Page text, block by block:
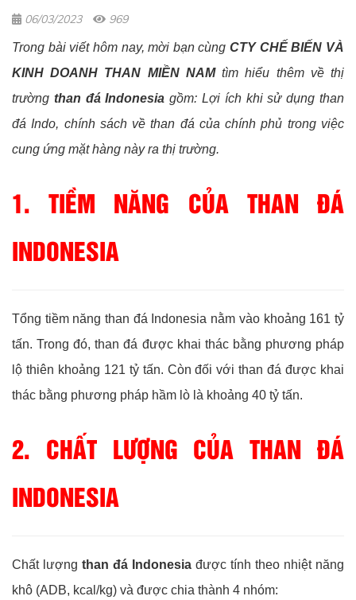
06/03/2023 969
Trong bài viết hôm nay, mời bạn cùngCTY CHẾ BIẾN VÀ
KINH DOANH THAN MIỀN NAMtìm hiểu thêm về thị
trường than đá Indonesia gồm: Lợi ích khi sử dụng than
đá Indo, chính sách về than đá của chính phủ trong việc
cung ứng mặt hàng này ra thị trường.
1. TIỀM NĂNG CỦA THAN ĐÁ
INDONESIA
Tổng tiềm năng than đá Indonesia nằm vào khoảng 161 tỷ
tấn. Trong đó, than đá được khai thác bằng phương pháp
lộ thiên khoảng 121 tỷ tấn. Còn đối với than đá được khai
thác bằng phương pháp hầm lò là khoảng 40 tỷ tấn.
2. CHẤT LƯỢNG CỦA THAN ĐÁ
INDONESIA
Chất lượng than đá Indonesia được tính theo nhiệt năng
khô (ADB, kcal/kg) và được chia thành 4 nhóm: